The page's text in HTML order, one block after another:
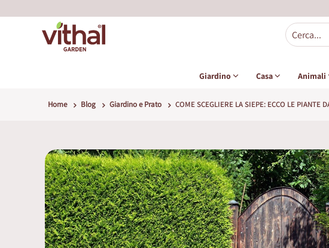
Giardino Casa Animali
Home Blog Giardino e Prato COME SCEGLIERE LA SIEPE: ECCO LE PIANTE